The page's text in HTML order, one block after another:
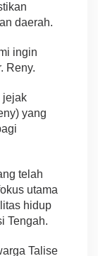
daerah.
ingin
Reny.
jejak
yang
telah
utama
hidup
Tengah.
Talise